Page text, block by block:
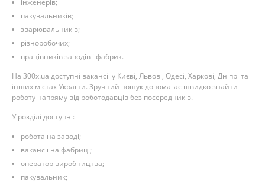
інженерів;
пакувальників;
зварювальників;
різноробочих;
працівників заводів і фабрик.
На 300x.ua доступні вакансії у Києві, Львові, Одесі, Харкові, Дніпрі та
інших містах України. Зручний пошук допомагає швидко знайти
роботу напряму від роботодавців без посередників.
У розділі доступні:
робота на заводі;
вакансії на фабриці;
оператор виробництва;
пакувальник;